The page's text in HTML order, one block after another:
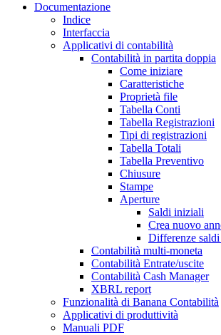
Documentazione
Indice
Interfaccia
Applicativi di contabilità
Contabilità in partita doppia
Come iniziare
Caratteristiche
Proprietà file
Tabella Conti
Tabella Registrazioni
Tipi di registrazioni
Tabella Totali
Tabella Preventivo
Chiusure
Stampe
Aperture
Saldi iniziali
Crea nuovo
Differenze
Contabilità multi-moneta
Contabilità Entrate/uscite
Contabilità Cash Manager
XBRL report
Funzionalità di Banana Contabilità
Applicativi di produttività
Manuali PDF